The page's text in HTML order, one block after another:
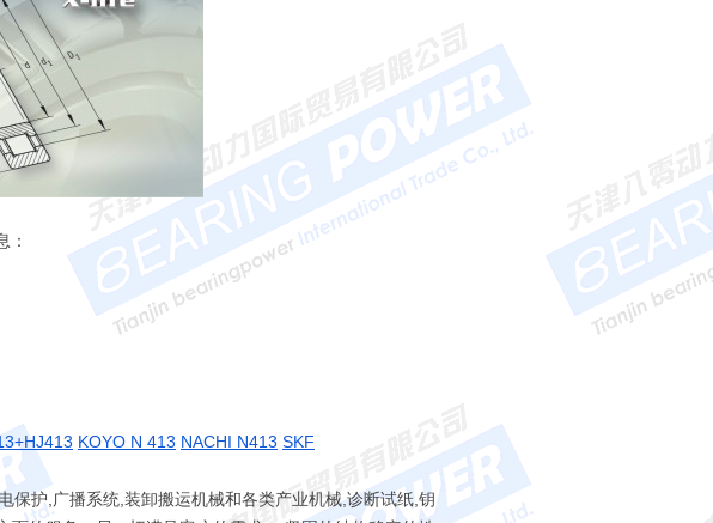
：
KOYO N 413 NACHI N413 SKF
保护,广播系统,装卸搬运机械和各类产业机械,诊断试纸,钥